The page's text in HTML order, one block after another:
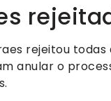
rejeitou
anular o